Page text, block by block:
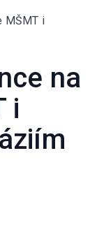
MŠMT i
na
i